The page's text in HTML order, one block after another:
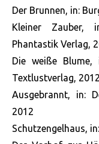
Der Brunnen, in:
Kleiner Zauber,
Phantastik Verlag,
Die weiße Blume,
Textlustverlag, 2012
Ausgebrannt, in:
2012
Schutzengelhaus,